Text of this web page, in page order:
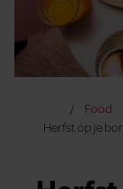
Food
Herfst op je